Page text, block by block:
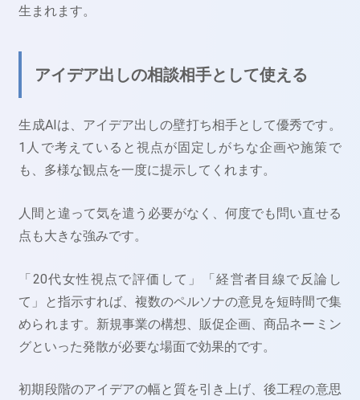
生まれます。
アイデア出しの相談相手として使える
生成AIは、アイデア出しの壁打ち相手として優秀です。
1人で考えていると視点が固定しがちな企画や施策で
も、多様な観点を一度に提示してくれます。
人間と違って気を遣う必要がなく、何度でも問い直せる
点も大きな強みです。
「20代女性視点で評価して」「経営者目線で反論し
て」と指示すれば、複数のペルソナの意見を短時間で集
められます。新規事業の構想、販促企画、商品ネーミン
グといった発散が必要な場面で効果的です。
初期段階のアイデアの幅と質を引き上げ、後工程の意思